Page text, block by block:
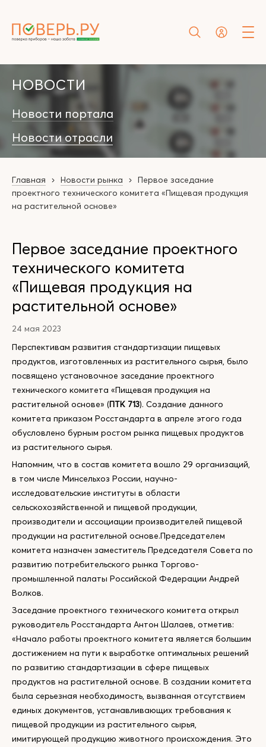
НОВОСТИ
Новости портала
Новости отрасли
Главная Новости рынка
Первое заседание
проектного технического комитета «Пищевая продукция
на растительной основе»
Первое заседание проектного
технического комитета
«Пищевая продукция на
растительной основе»
24 мая 2023
Перспективам развития стандартизации пищевых
продуктов, изготовленных из растительного сырья, было
посвящено установочное заседание проектного
технического комитета «Пищевая продукция на
растительной основе» (ПТК 713). Создание данного
комитета приказом Росстандарта в апреле этого года
обусловлено бурным ростом рынка пищевых продуктов
из растительного сырья.
Напомним, что в состав комитета вошло 29 организаций,
в том числе Минсельхоз России, научно-
исследовательские институты в области
сельскохозяйственной и пищевой продукции,
производители и ассоциации производителей пищевой
продукции на растительной основе.Председателем
комитета назначен заместитель Председателя Совета по
развитию потребительского рынка Торгово-
промышленной палаты Российской Федерации Андрей
Волков.
Заседание проектного технического комитета открыл
руководитель Росстандарта Антон Шалаев, отметив:
«Начало работы проектного комитета является большим
достижением на пути к выработке оптимальных решений
по развитию стандартизации в сфере пищевых
продуктов на растительной основе. В создании комитета
была серьезная необходимость, вызванная отсутствием
единых документов, устанавливающих требования к
пищевой продукции из растительного сырья,
имитирующей продукцию животного происхождения. Это